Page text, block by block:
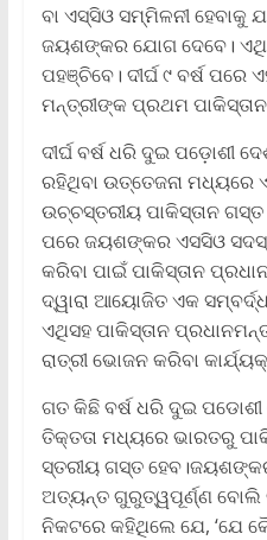
ବା ଏସ୍‌ସିଓ ସମ୍ମିଳନୀ ହେବାକୁ
ଜୟଶଙ୍କର ଯୋଗ ଦେବେ।
ପହଞ୍ଚିବେ। ଦୀର୍ଘ ୯ ବର୍ଷ ପରେ
ମନ୍ତ୍ରୀଙ୍କ ପ୍ରଥମ
ଦୀର୍ଘ ବର୍ଷ ଧରି ଦୁଇ ପଡ଼ୋଶୀ
ରହିଥିବା ଉତ୍ତେଜନା ମଧ୍ୟରେ
ଉଚ୍ଚସ୍ତରୀୟ ପାକିସ୍ତାନ
ପରେ ଜୟଶଙ୍କର ଏସସିଓ
କରିବା ପାଇଁ ପାକିସ୍ତାନ
ଦ୍ୱାରା ଆୟୋଜିତ ଏକ
ଏଥିସହ ପାକିସ୍ତାନ
ରାତ୍ରୀ ଭୋଜନ କରିବା
ଗତ କିଛି ବର୍ଷ ଧରି ଦୁଇ
ତିକ୍ତତା ମଧ୍ୟରେ ଭାରତରୁ
ସ୍ତରୀୟ ଗସ୍ତ
ଅତ୍ୟନ୍ତ ଗୁରୁତ୍ୱପୂର୍ଣ୍ଣ ବୋଲି
ନିକଟରେ କହିଥିଲେ ଯେ, ‘ଯେ